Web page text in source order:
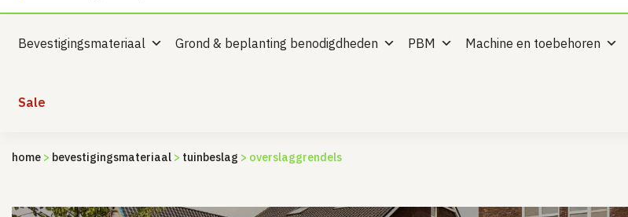
Bevestigingsmateriaal Grond & beplanting benodigdheden PBM Machine en toebehoren
Sale
home > bevestigingsmateriaal > tuinbeslag > overslaggrendels